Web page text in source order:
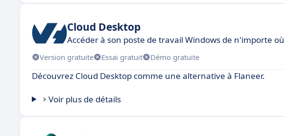
Cloud Desktop
Accéder à son poste de travail Windows de n'importe où
Version gratuite Essai gratuit Démo gratuite
Découvrez Cloud Desktop comme une alternative à Flaneer.
Voir plus de détails